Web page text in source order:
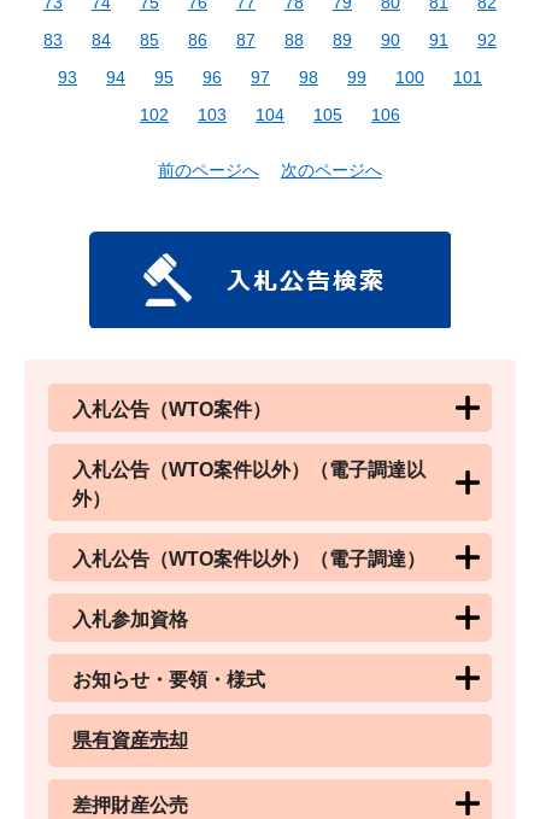
83
84 85 86 87 88 89 90 91
92
93
94 95 96 97 98 99 100
101
102
103 104 105 106
前のページへ 次のページへ
入札公告（WTO案件）
入札公告（WTO案件以外）（電子調達以
外）
入札公告（WTO案件以外）（電子調達）
入札参加資格
お知らせ・要領・様式
県有資産売却
差押財産公売